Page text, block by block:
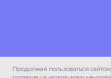
Продолжая пользоваться